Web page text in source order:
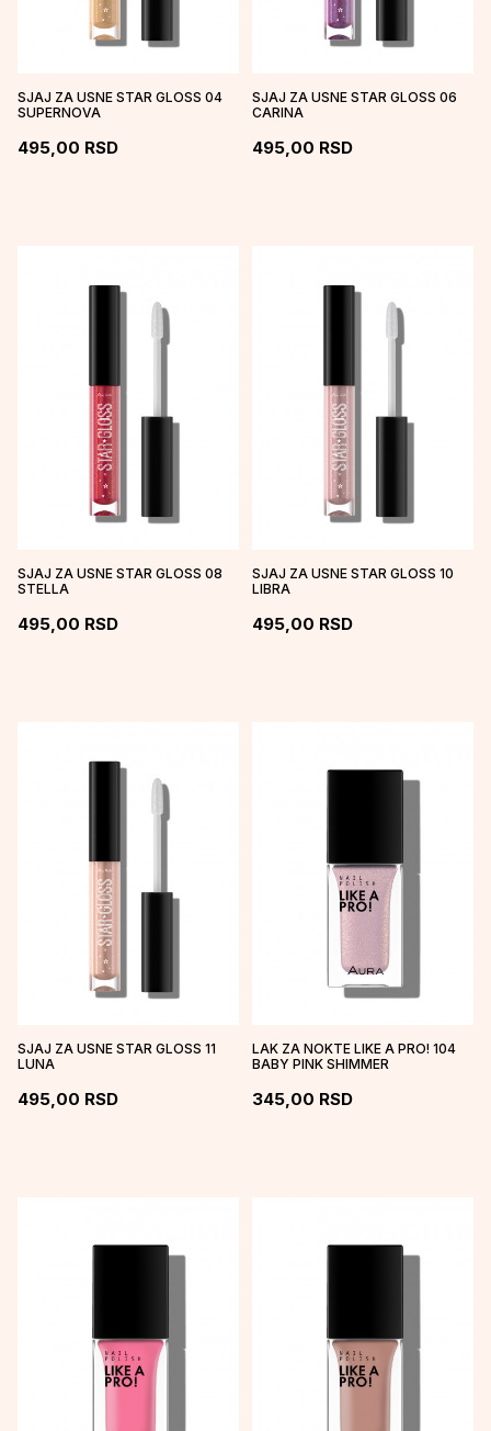
SJAJ ZA USNE STAR GLOSS 04
SUPERNOVA
495,00 RSD
SJAJ ZA USNE STAR GLOSS 06
CARINA
495,00 RSD
SJAJ ZA USNE STAR GLOSS 08
STELLA
495,00 RSD
SJAJ ZA USNE STAR GLOSS 10
LIBRA
495,00 RSD
SJAJ ZA USNE STAR GLOSS 11
LUNA
495,00 RSD
LAK ZA NOKTE LIKE A PRO! 104
BABY PINK SHIMMER
345,00 RSD